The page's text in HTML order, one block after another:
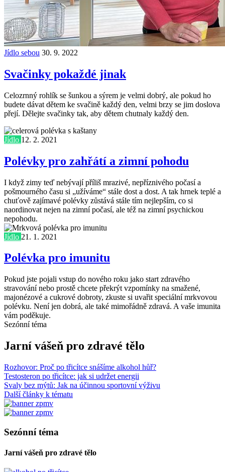
Jídlo sebou 30. 9. 2022
Svačinky pokaždé jinak
Celozrnný rohlík se šunkou a sýrem je velmi dobrý, ale pokud ho
budete dávat dětem ke svačině každý den, velmi brzy se jim doslova
přejí. Dělejte svačinky tak, aby dětem chutnaly každý den.
Jídlo 12. 2. 2021
Polévky pro zahřátí a zimní pohodu
I když zimy teď nebývají příliš mrazivé, nepříznivého počasí a
pošmourného času si „užíváme“ stále dost a dost. A tak hrnek teplé a
chuťově zajímavé polévky zůstává stále tím nejlepším, co si
naordinovat nejen na zimní počasí, ale též na zimní psychickou
nepohodu.
Jídlo 21. 1. 2021
Polévka pro imunitu
Pokud jste pojali vstup do nového roku jako start zdravého
stravování nebo prostě chcete překrýt vzpomínky na smažené,
majonézové a cukrové dobroty, zkuste si uvařit speciální mrkvovou
polévku. Není jen dobrá, ale také mimořádně zdravá. A vaše imunita
vám poděkuje.
Sezónní téma
Jarní vášeň pro zdravé tělo
Rozhovor: Proč po třicítce snášíme alkohol hůř?
Testosteron po třicítce: jak si udržet energii
Svaly bez mýtů: Jak na účinnou sportovní výživu
Další články k tématu
Sezónní téma
Jarní vášeň pro zdravé tělo